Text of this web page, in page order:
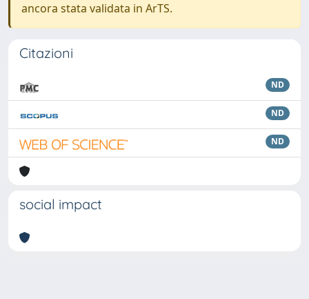
ancora stata validata in ArTS.
Citazioni
ND
ND
ND
social impact